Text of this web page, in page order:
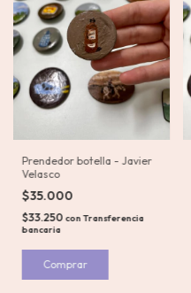
Prendedor botella - Javier
Velasco
$35.000
$33.250 con Transferencia
bancaria